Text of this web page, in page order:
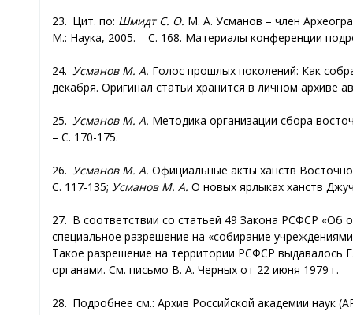
23. Цит. по: Шмидт С. О. М. А. Усманов – член
М.: Наука, 2005. – С. 168. Материалы конференции
24. Усманов М. А. Голос прошлых поколений: Как
декабря. Оригинал статьи хранится в личном архиве
25. Усманов М. А. Методика организации сбора
– С. 170-175.
26. Усманов М. А. Официальные акты ханств
С. 117-135; Усманов М. А. О новых ярлыках ханств
27. В соответствии со статьей 49 Закона РСФСР «Об
специальное разрешение на «собирание
Такое разрешение на территории РСФСР
органами. См. письмо В. А. Черных от 22 июня 1979 г.
28. Подробнее см.: Архив Российской академии наук